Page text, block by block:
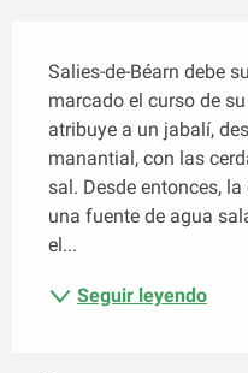
Salies-de-Béarn debe
marcado el curso de
atribuye a un jabalí,
manantial, con las
sal. Desde entonces,
una fuente de agua
el...
Seguir leyendo